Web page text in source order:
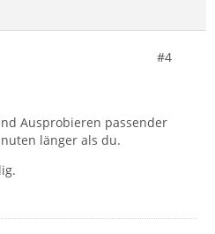
#4
Ausprobieren passender
länger als du.